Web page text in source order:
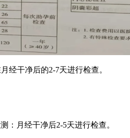
干净后的2-7天进行检查。
月经干净后2-5天进行检查。